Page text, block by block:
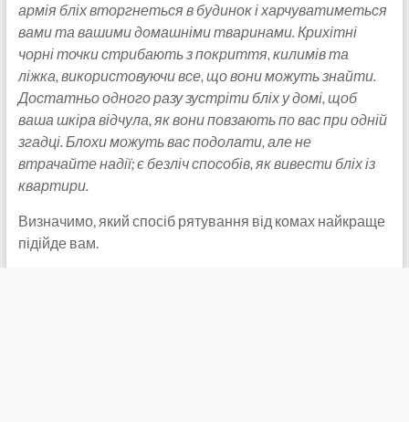
армія бліх вторгнеться в будинок і харчуватиметься
вами та вашими домашніми тваринами. Крихітні
чорні точки стрибають з покриття, килимів та
ліжка, використовуючи все, що вони можуть знайти.
Достатньо одного разу зустріти бліх у домі, щоб
ваша шкіра відчула, як вони повзають по вас при одній
згадці. Блохи можуть вас подолати, але не
втрачайте надії; є безліч способів, як вивести бліх із
квартири.
Визначимо, який спосіб рятування від комах найкраще
підійде вам.